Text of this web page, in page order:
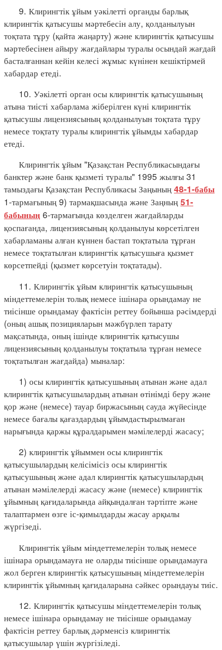
9. Клирингтік ұйым уәкілетті органды барлық
клирингтік қатысушы мәртебесін алу, қолданылуын
тоқтата тұру (қайта жаңарту) және клирингтік қатысушы
мәртебесінен айыру жағдайлары туралы осындай жағдай
басталғаннан кейін келесі жұмыс күнінен кешіктірмей
хабардар етеді.
10. Уәкілетті орган осы клирингтік қатысушының
атына тиісті хабарлама жіберілген күні клирингтік
қатысушы лицензиясының қолданылуын тоқтата тұру
немесе тоқтату туралы клирингтік ұйымды хабардар
етеді.
Клирингтік ұйым "Қазақстан Республикасындағы
банктер және банк қызметі туралы" 1995 жылғы 31
тамыздағы Қазақстан Республикасы Заңының 48-1-бабы
1-тармағының 9) тармақшасында және Заңның 51-
бабының 6-тармағында көзделген жағдайларды
қоспағанда, лицензиясының қолданылуы көрсетілген
хабарламаны алған күннен бастап тоқтатыла тұрған
немесе тоқтатылған клирингтік қатысушыға қызмет
көрсетпейді (қызмет көрсетуін тоқтатады).
11. Клирингтік ұйым клирингтік қатысушының
міндеттемелерін толық немесе ішінара орындамау не
тиісінше орындамау фактісін реттеу бойынша рәсімдерді
(оның ашық позицияларын мәжбүрлеп тарату
мақсатында, оның ішінде клирингтік қатысушы
лицензиясының қолданылуы тоқтатыла тұрған немесе
тоқтатылған жағдайда) мыналар:
1) осы клирингтік қатысушының атынан және адал
клирингтік қатысушылардың атынан өтінімді беру және
қор және (немесе) тауар биржасының сауда жүйесінде
немесе бағалы қағаздардың ұйымдастырылмаған
нарығында қаржы құралдарымен мәмілелерді жасасу;
2) клирингтік ұйыммен осы клирингтік
қатысушылардың келісімісіз осы клирингтік
қатысушының және адал клирингтік қатысушылардың
атынан мәмілелерді жасасу және (немесе) клирингтік
ұйымның қағидаларында айқындалған тәртіпте және
талаптармен өзге іс-қимылдарды жасау арқылы
жүргізеді.
Клирингтік ұйым міндеттемелерін толық немесе
ішінара орындамауға не оларды тиісінше орындамауға
жол берген клирингтік қатысушының міндеттемелерін
клирингтік ұйымның қағидаларына сәйкес орындауы тиіс.
12. Клирингтік қатысушы міндеттемелерін толық
немесе ішінара орындамау не тиісінше орындамау
фактісін реттеу барлық дәрменсіз клирингтік
қатысушылар үшін жүргізіледі.